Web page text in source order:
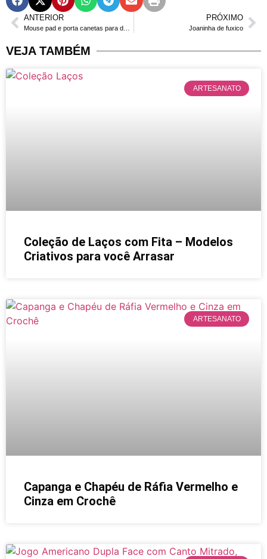
ANTERIOR PRÓXIMO
Joaninha de fuxico
VEJA TAMBÉM
ARTESANATO
Coleção de Laços com Fita – Modelos
Criativos para você Arrasar
ARTESANATO
Capanga e Chapéu de Ráfia Vermelho e
Cinza em Crochê